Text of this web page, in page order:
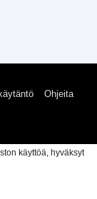
Ohjeita
käyttöä, hyväksyt